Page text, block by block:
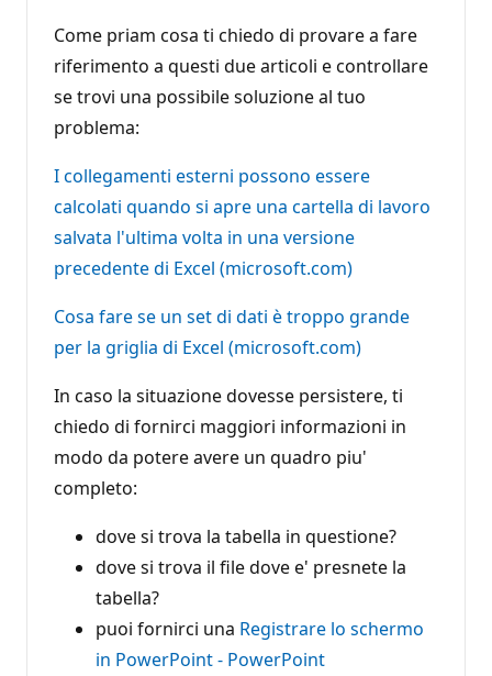
Come priam cosa ti chiedo di provare a fare
riferimento a questi due articoli e controllare
se trovi una possibile soluzione al tuo
problema:
I collegamenti esterni possono essere
calcolati quando si apre una cartella di lavoro
salvata l'ultima volta in una versione
precedente di Excel (microsoft.com)
Cosa fare se un set di dati è troppo grande
per la griglia di Excel (microsoft.com)
In caso la situazione dovesse persistere, ti
chiedo di fornirci maggiori informazioni in
modo da potere avere un quadro piu'
completo:
dove si trova la tabella in questione?
dove si trova il file dove e' presnete la
tabella?
puoi fornirci una Registrare lo schermo
in PowerPoint - PowerPoint